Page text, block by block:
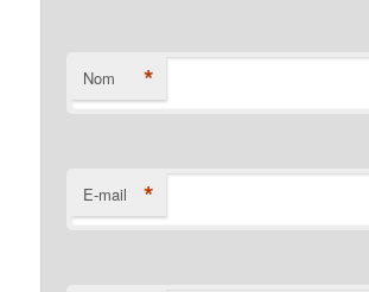
Nom *
E-mail *